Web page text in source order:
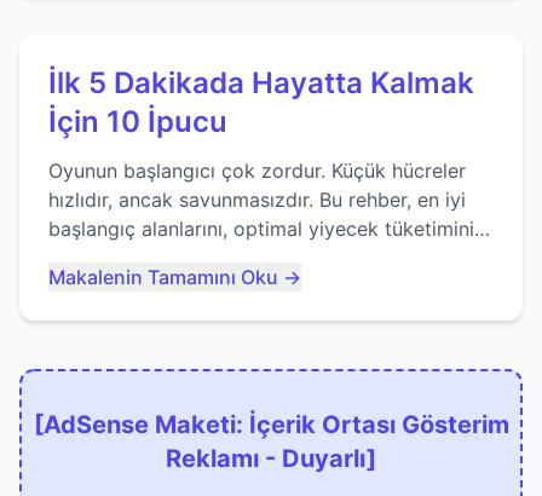
İlk 5 Dakikada Hayatta Kalmak
İçin 10 İpucu
Oyunun başlangıcı çok zordur. Küçük hücreler
hızlıdır, ancak savunmasızdır. Bu rehber, en iyi
başlangıç alanlarını, optimal yiyecek tüketimini
kaçınacağınızı anlatıyor...
Makalenin Tamamını Oku →
[AdSense Maketi: İçerik Ortası Gösterim
Reklamı - Duyarlı]